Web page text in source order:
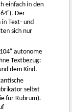
einfach in den
r). Der
Text- und
sich nur
v autonome
Textbezug:
dem Kind.
selbst
für Rubrum).